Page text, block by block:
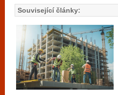
Související články: